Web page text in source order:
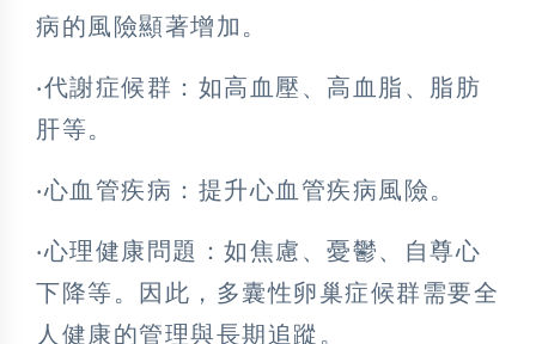
病的風險顯著增加。
‧代謝症候群：如高血壓、高血脂、脂肪
肝等。
‧心血管疾病：提升心血管疾病風險。
‧心理健康問題：如焦慮、憂鬱、自尊心
下降等。因此，多囊性卵巢症候群需要全
人健康的管理與長期追蹤。